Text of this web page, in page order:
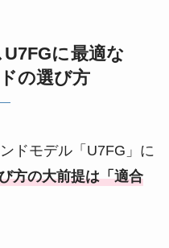
に最適な
の選び方
ドモデル「U7FG」に
方の大前提は「適合